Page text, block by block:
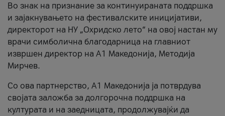
Во знак на признание за континуираната поддршка
и зајакнувањето на фестивалските иницијативи,
директорот на НУ „Охридско лето“ на овој настан му
врачи симболична благодарница на главниот
извршен директор на A1 Македонија, Методија
Мирчев.
Со ова партнерство, A1 Македонија ја потврдува
својата заложба за долгорочна поддршка на
културата и на заедницата, продолжувајќи да